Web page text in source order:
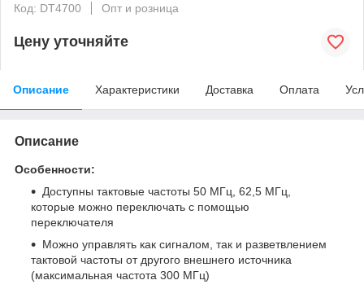
Код: DT4700
Опт и розница
Цену уточняйте
Описание Характеристики Доставка Оплата
Описание
Особенности:
Доступны тактовые частоты 50 МГц, 62,5 МГц,
которые можно переключать с помощью
переключателя
Можно управлять как сигналом, так и разветвлением
тактовой частоты от другого внешнего источника
(максимальная частота 300 МГц)